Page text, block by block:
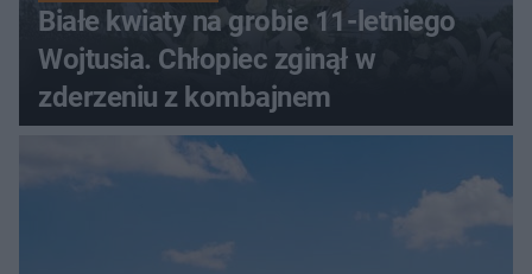
Białe kwiaty na grobie 11-letniego
Wojtusia. Chłopiec zginął w
zderzeniu z kombajnem